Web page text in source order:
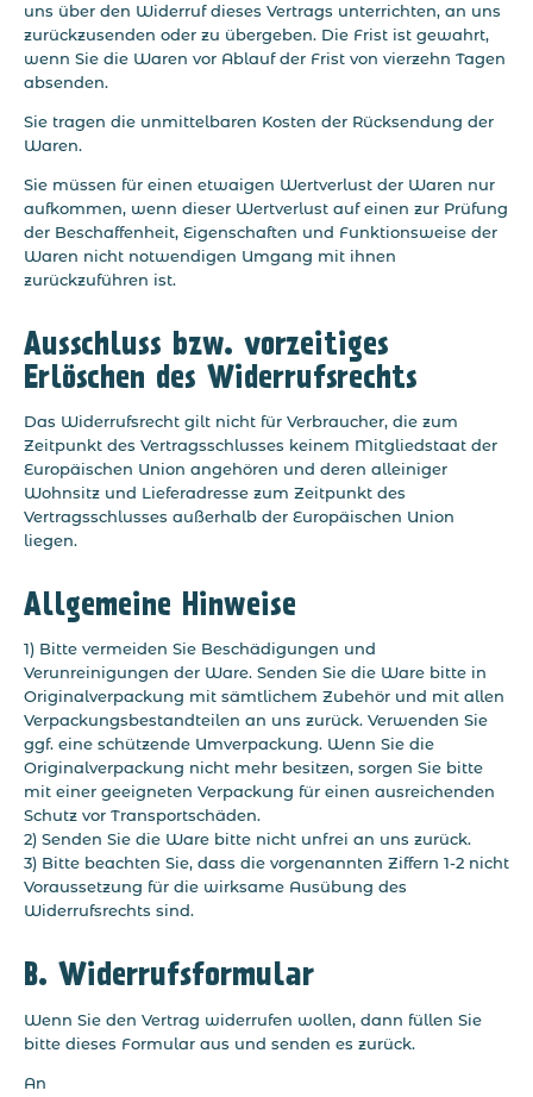
uns über den Widerruf dieses Vertrags unterrichten, an uns
zurückzusenden oder zu übergeben. Die Frist ist gewahrt,
wenn Sie die Waren vor Ablauf der Frist von vierzehn Tagen
absenden.
Sie tragen die unmittelbaren Kosten der Rücksendung der
Waren.
Sie müssen für einen etwaigen Wertverlust der Waren nur
aufkommen, wenn dieser Wertverlust auf einen zur Prüfung
der Beschaffenheit, Eigenschaften und Funktionsweise der
Waren nicht notwendigen Umgang mit ihnen
zurückzuführen ist.
Ausschluss bzw. vorzeitiges
Erlöschen des Widerrufsrechts
Das Widerrufsrecht gilt nicht für Verbraucher, die zum
Zeitpunkt des Vertragsschlusses keinem Mitgliedstaat der
Europäischen Union angehören und deren alleiniger
Wohnsitz und Lieferadresse zum Zeitpunkt des
Vertragsschlusses außerhalb der Europäischen Union
liegen.
Allgemeine Hinweise
1) Bitte vermeiden Sie Beschädigungen und
Verunreinigungen der Ware. Senden Sie die Ware bitte in
Originalverpackung mit sämtlichem Zubehör und mit allen
Verpackungsbestandteilen an uns zurück. Verwenden Sie
ggf. eine schützende Umverpackung. Wenn Sie die
Originalverpackung nicht mehr besitzen, sorgen Sie bitte
mit einer geeigneten Verpackung für einen ausreichenden
Schutz vor Transportschäden.
2) Senden Sie die Ware bitte nicht unfrei an uns zurück.
3) Bitte beachten Sie, dass die vorgenannten Ziffern 1-2 nicht
Voraussetzung für die wirksame Ausübung des
Widerrufsrechts sind.
B. Widerrufsformular
Wenn Sie den Vertrag widerrufen wollen, dann füllen Sie
bitte dieses Formular aus und senden es zurück.
An